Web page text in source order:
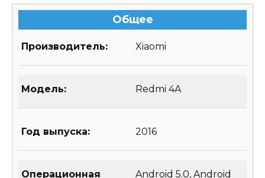
Общее
Производитель: Xiaomi
Модель: Redmi 4A
Год выпуска: 2016
Операционная
Android 5.0, Android